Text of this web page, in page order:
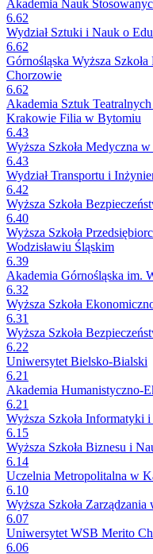
Akademia Nauk
6.62
Wydział Sztuki i Nauk o
6.62
Górnośląska Wyższa
Chorzowie
6.62
Akademia Sztuk
Krakowie Filia w Bytomiu
6.43
Wyższa Szkoła Medyczna
6.43
Wydział Transportu i
6.42
Wyższa Szkoła
6.40
Wyższa Szkoła
Wodzisławiu Śląskim
6.39
Akademia Górnośląska im.
6.32
Wyższa Szkoła
6.31
Wyższa Szkoła
6.22
Uniwersytet Bielsko-Bialski
6.21
Akademia Humanistyczno-
6.21
Wyższa Szkoła Informatyki
6.15
Wyższa Szkoła Biznesu i
6.14
Uczelnia Metropolitalna w
6.10
Wyższa Szkoła
6.07
Uniwersytet WSB Merito
6.06